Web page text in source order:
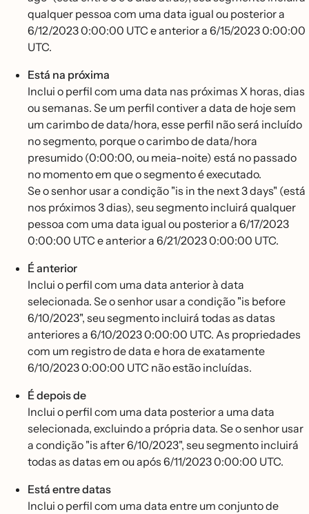
qualquer pessoa com uma data igual ou posterior a
6/12/2023 0:00:00 UTC e anterior a 6/15/2023 0:00:00
UTC.
Está na próxima
Inclui o perfil com uma data nas próximas X horas, dias
ou semanas. Se um perfil contiver a data de hoje sem
um carimbo de data/hora, esse perfil não será incluído
no segmento, porque o carimbo de data/hora
presumido (0:00:00, ou meia-noite) está no passado
no momento em que o segmento é executado.
Se o senhor usar a condição "is in the next 3 days" (está
nos próximos 3 dias), seu segmento incluirá qualquer
pessoa com uma data igual ou posterior a 6/17/2023
0:00:00 UTC e anterior a 6/21/2023 0:00:00 UTC.
É anterior
Inclui o perfil com uma data anterior à data
selecionada. Se o senhor usar a condição "is before
6/10/2023", seu segmento incluirá todas as datas
anteriores a 6/10/2023 0:00:00 UTC. As propriedades
com um registro de data e hora de exatamente
6/10/2023 0:00:00 UTC não estão incluídas.
É depois de
Inclui o perfil com uma data posterior a uma data
selecionada, excluindo a própria data. Se o senhor usar
a condição "is after 6/10/2023", seu segmento incluirá
todas as datas em ou após 6/11/2023 0:00:00 UTC.
Está entre datas
Inclui o perfil com uma data entre um conjunto de